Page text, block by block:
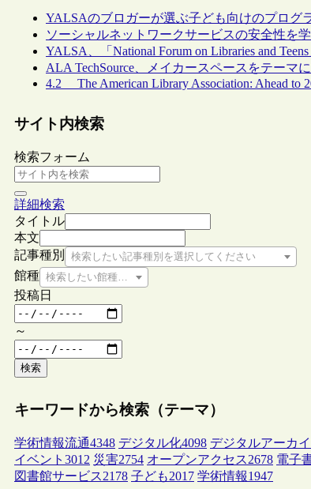
YALSAのブロガーが選ぶ子ども向けのプログ
ソーシャルネットワークサービスの安全性を
YALSA、「National Forum on Libraries and
ALA TechSource、メイカースペースをテーマ
4.2 The American Library Association: Ahead to
サイト内検索
検索フォーム
詳細検索
タイトル
本文
記事種別
検索したい記事種別を選択してください
館種 検索したい館種を選択してください
投稿日
～
検索
キーワードから検索（テーマ）
学術情報流通4348 デジタル化4098 デジタルアーカ
イベント 3012 災害2754 オープンアクセス2678 電子
図書館サービス2178 子ども2017 学術情報1947